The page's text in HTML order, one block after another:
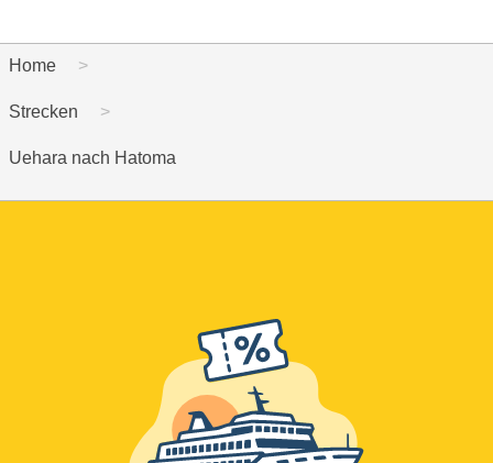
Home
Strecken
Uehara nach Hatoma